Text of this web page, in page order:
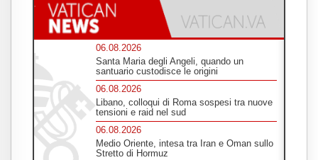
06.08.2026
Santa Maria degli Angeli, quando un
santuario custodisce le origini
06.08.2026
Libano, colloqui di Roma sospesi tra nuove
tensioni e raid nel sud
06.08.2026
Medio Oriente, intesa tra Iran e Oman sullo
Stretto di Hormuz